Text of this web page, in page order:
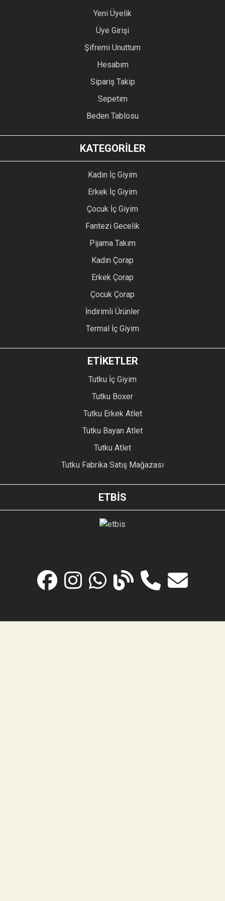
Yeni Üyelik
Üye Girişi
Şifremi Unuttum
Hesabım
Sipariş Takip
Sepetim
Beden Tablosu
KATEGORİLER
Kadın İç Giyim
Erkek İç Giyim
Çocuk İç Giyim
Fantezi Gecelik
Pijama Takım
Kadın Çorap
Erkek Çorap
Çocuk Çorap
İndirimli Ürünler
Termal İç Giyim
ETİKETLER
Tutku İç Giyim
Tutku Boxer
Tutku Erkek Atlet
Tutku Bayan Atlet
Tutku Atlet
Tutku Fabrika Satış Mağazası
ETBİS